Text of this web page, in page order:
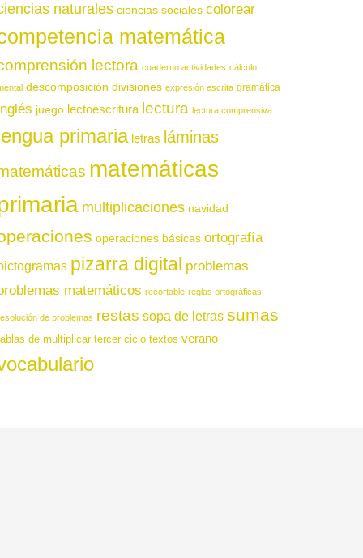
naturales ciencias sociales colorear
matemática
lectora cuaderno actividades cálculo
descomposición divisiones expresión escrita gramática
juego lectoescritura lectura lectura comprensiva
primaria letras láminas
matemáticas
multiplicaciones navidad
operaciones básicas ortografía
pizarra digital problemas
matemáticos recortable reglas ortográficas
de problemas restas sopa de letras sumas
de multiplicar tercer ciclo textos verano